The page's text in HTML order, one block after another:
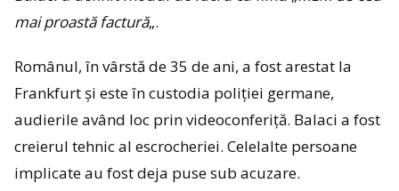
mai proastă factură„.
Românul, în vârstă de 35 de ani, a fost arestat la
Frankfurt și este în custodia poliției germane,
audierile având loc prin videoconferiță. Balaci a fost
creierul tehnic al escrocheriei. Celelalte persoane
implicate au fost deja puse sub acuzare.